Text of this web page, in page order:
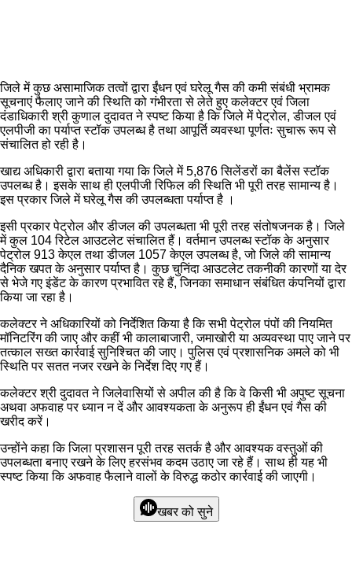
जिले में कुछ असामाजिक तत्वों द्वारा ईंधन एवं घरेलू गैस की कमी संबंधी भ्रामक
सूचनाएं फैलाए जाने की स्थिति को गंभीरता से लेते हुए कलेक्टर एवं जिला
दंडाधिकारी श्री कुणाल दुदावत ने स्पष्ट किया है कि जिले में पेट्रोल, डीजल एवं
एलपीजी का पर्याप्त स्टॉक उपलब्ध है तथा आपूर्ति व्यवस्था पूर्णतः सुचारू रूप से
संचालित हो रही है।
खाद्य अधिकारी द्वारा बताया गया कि जिले में 5,876 सिलेंडरों का बैलेंस स्टॉक
उपलब्ध है। इसके साथ ही एलपीजी रिफिल की स्थिति भी पूरी तरह सामान्य है।
इस प्रकार जिले में घरेलू गैस की उपलब्धता पर्याप्त है ।
इसी प्रकार पेट्रोल और डीजल की उपलब्धता भी पूरी तरह संतोषजनक है। जिले
में कुल 104 रिटेल आउटलेट संचालित हैं। वर्तमान उपलब्ध स्टॉक के अनुसार
पेट्रोल 913 केएल तथा डीजल 1057 केएल उपलब्ध है, जो जिले की सामान्य
दैनिक खपत के अनुसार पर्याप्त है। कुछ चुनिंदा आउटलेट तकनीकी कारणों या देर
से भेजे गए इंडेंट के कारण प्रभावित रहे हैं, जिनका समाधान संबंधित कंपनियों द्वारा
किया जा रहा है।
कलेक्टर ने अधिकारियों को निर्देशित किया है कि सभी पेट्रोल पंपों की नियमित
मॉनिटरिंग की जाए और कहीं भी कालाबाजारी, जमाखोरी या अव्यवस्था पाए जाने पर
तत्काल सख्त कार्रवाई सुनिश्चित की जाए। पुलिस एवं प्रशासनिक अमले को भी
स्थिति पर सतत नजर रखने के निर्देश दिए गए हैं।
कलेक्टर श्री दुदावत ने जिलेवासियों से अपील की है कि वे किसी भी अपुष्ट सूचना
अथवा अफवाह पर ध्यान न दें और आवश्यकता के अनुरूप ही ईंधन एवं गैस की
खरीद करें।
उन्होंने कहा कि जिला प्रशासन पूरी तरह सतर्क है और आवश्यक वस्तुओं की
उपलब्धता बनाए रखने के लिए हरसंभव कदम उठाए जा रहे हैं। साथ ही यह भी
स्पष्ट किया कि अफवाह फैलाने वालों के विरुद्ध कठोर कार्रवाई की जाएगी।
खबर को सुने